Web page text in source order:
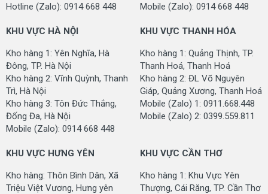
HT0215 HT1601
Hotline (Zalo): 0914 668 448
Mobile (Zalo): 0914 668 448
KHU VỰC HÀ NỘI
Kho hàng 1: Yên Nghĩa, Hà
Đông, TP. Hà Nội
Kho hàng 2: Vĩnh Quỳnh, Thanh
Trì, Hà Nội
Kho hàng 3: Tôn Đức Thắng,
Đống Đa, Hà Nội
Mobile (Zalo): 0914 668 448
KHU VỰC THANH HÓA
Kho hàng 1: Quảng Thịnh, TP.
Thanh Hoá, Thanh Hoá
Kho hàng 2: ĐL Võ Nguyên
Giáp, Quảng Xương, Thanh Hoá
Mobile (Zalo) 1: 0911.668.448
Mobile (Zalo) 2: 0399.559.811
KHU VỰC HƯNG YÊN
Kho hàng: Thôn Bình Dân, Xã
Triệu Việt Vương, Hưng yên
KHU VỰC CẦN THƠ
Kho hàng 1: Khu Vực Yên
Thượng, Cái Răng, TP. Cần Thơ